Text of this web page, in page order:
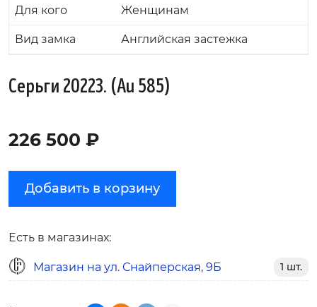
Для кого Женщинам
Вид замка Английская застежка
Серьги 20223. (Au 585)
226 500 ₽
Добавить в корзину
Есть в магазинах:
Магазин на ул. Снайперская, 9Б 1 шт.